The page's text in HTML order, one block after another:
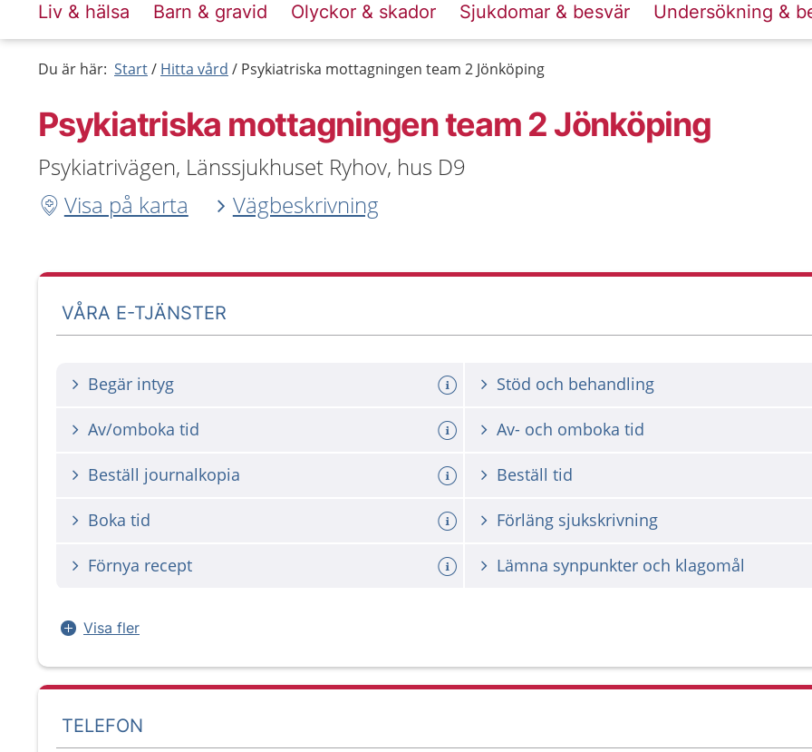
Liv & hälsa Barn & gravid Olyckor & skador Sjukdomar & besvär Undersökning &
Du är här: Start Hitta vård Psykiatriska mottagningen team 2 Jönköping
Psykiatriska mottagningen team 2 Jönköping
Psykiatrivägen, Länssjukhuset Ryhov, hus D9
Visa på karta
Vägbeskrivning
VÅRA E-TJÄNSTER
Begär intyg Stöd och behandling
Av/omboka tid Av- och omboka tid
Beställ journalkopia Beställ tid
Boka tid Förläng sjukskrivning
Förnya recept Lämna synpunkter och klagomål
Visa fler
TELEFON